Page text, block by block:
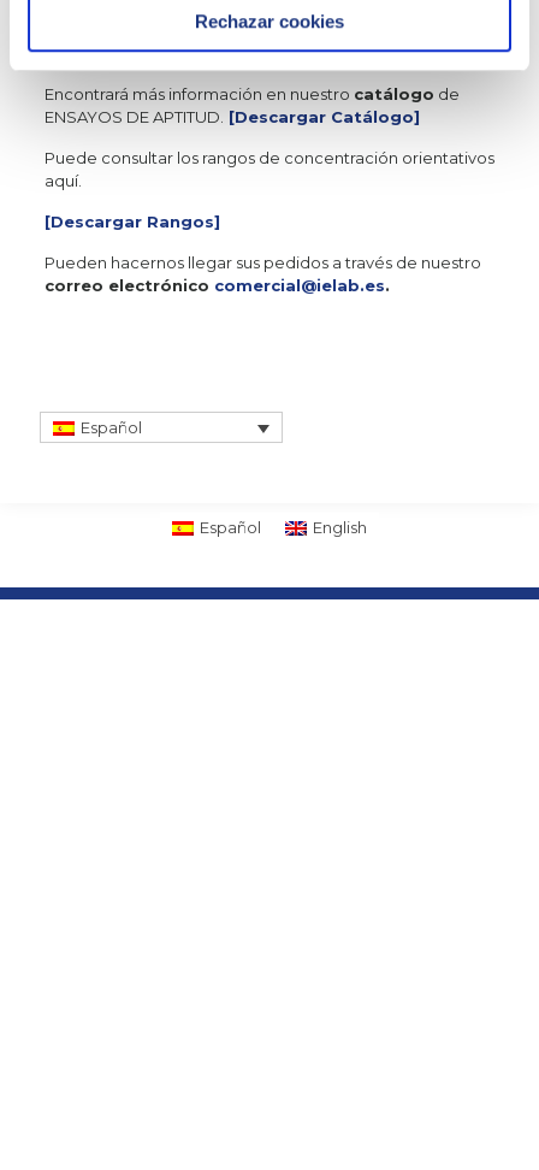
Rechazar cookies
Encontrará más información en nuestro catálogo de
ENSAYOS DE APTITUD. [Descargar Catálogo]
Puede consultar los rangos de concentración orientativos
aquí.
[Descargar Rangos]
Pueden hacernos llegar sus pedidos a través de nuestro
correo electrónico comercial@ielab.es.
Español
Español English